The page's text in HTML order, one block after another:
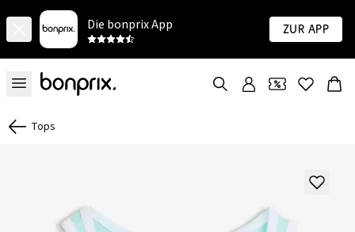
Die bonprix App Zur App
Tops